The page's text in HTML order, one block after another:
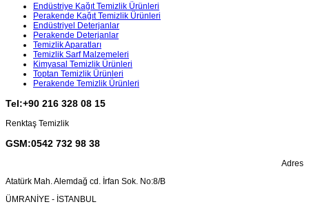
Endüstriye Kağıt Temizlik Ürünleri
Perakende Kağıt Temizlik Ürünleri
Endüstriyel Deterjanlar
Perakende Deterjanlar
Temizlik Aparatları
Temizlik Sarf Malzemeleri
Kimyasal Temizlik Ürünleri
Toptan Temizlik Ürünleri
Perakende Temizlik Ürünleri
Tel:+90 216 328 08 15
Renktaş Temizlik
GSM:0542 732 98 38
Adres
Atatürk Mah. Alemdağ cd. İrfan Sok. No:8/B
ÜMRANİYE - İSTANBUL